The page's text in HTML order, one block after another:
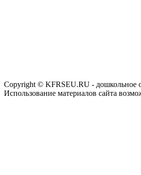
Copyright © KFRSEU.RU - дошкольное
Использование материалов сайта